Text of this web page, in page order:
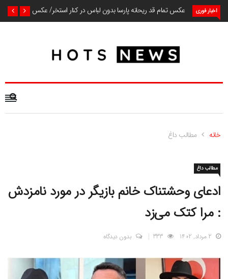
اخبار فوری عکس تمام قد ریحانه پارسا بدون لباس در کنار استخر/ عکس
خانه مطالب داغ
مطالب داغ
ادعای وحشتناک خانم بازیگر در مورد نامزدش
: مرا کتک می‌زد
2 مرداد, 1402 بدون دیدگاه